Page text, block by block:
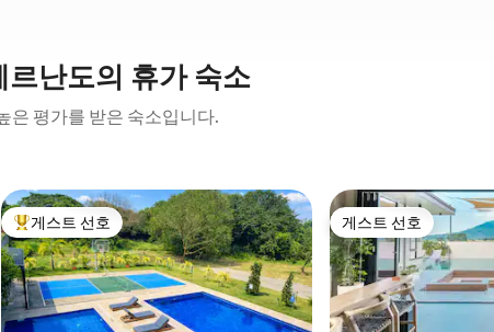
난도의 휴가 숙소
은 평가를 받은 숙소입니다.
상위 게스트 선호
게스트 선호 게스트 선호
게스트 선호